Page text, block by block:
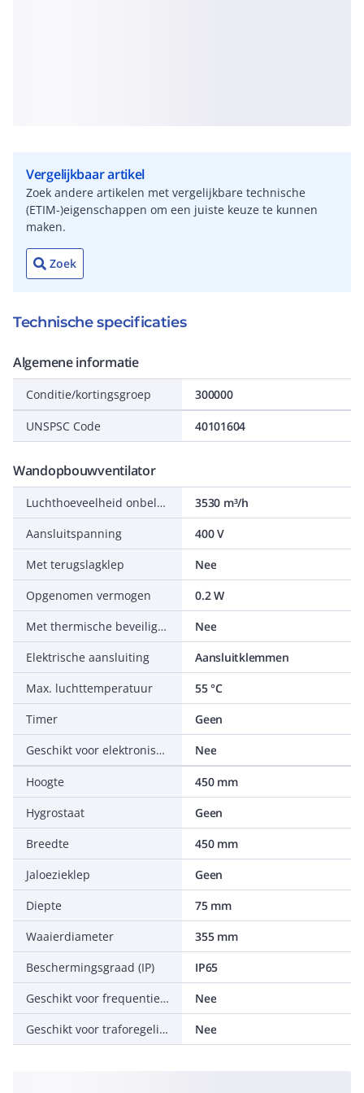
Vergelijkbaar artikel
Zoek andere artikelen met vergelijkbare technische
(ETIM-)eigenschappen om een juiste keuze te kunnen
maken.
Zoek
Technische specificaties
Algemene informatie
Conditie/kortingsgroep 300000
UNSPSC Code 40101604
Wandopbouwventilator
Luchthoeveelheid onbelast
3530 m³/h
Aansluitspanning
400 V
Met terugslagklep
Nee
Opgenomen vermogen
0.2 W
Met thermische beveiliging
Nee
Elektrische aansluiting
Aansluitklemmen
Max. luchttemperatuur
55 °C
Timer
Geen
Geschikt voor elektronische regeling
Nee
Hoogte
450 mm
Hygrostaat
Geen
Breedte
450 mm
Jaloezieklep
Geen
Diepte
75 mm
Waaierdiameter
355 mm
Beschermingsgraad (IP)
IP65
Geschikt voor frequentieregeling
Nee
Geschikt voor traforegeling
Nee